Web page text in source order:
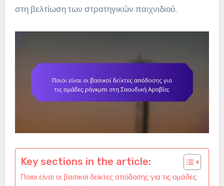
στη βελτίωση των στρατηγικών παιχνιδιού.
Key sections in the article:
Ποιοι είναι οι βασικοί δείκτες απόδοσης για τις ομάδες